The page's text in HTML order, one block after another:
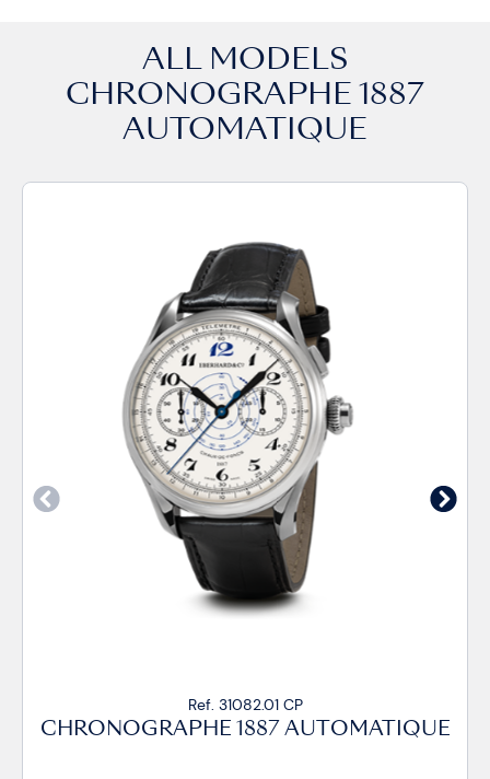
ALL MODELS
CHRONOGRAPHE 1887
AUTOMATIQUE
Ref. 31082.01 CP
CHRONOGRAPHE 1887 AUTOMATIQUE